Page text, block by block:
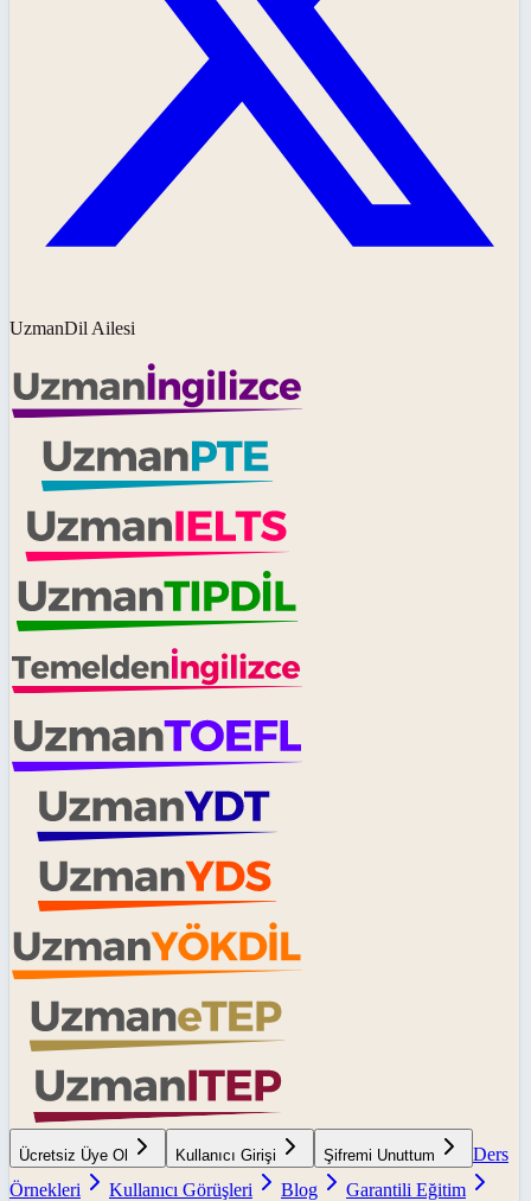
UzmanDil Ailesi
Ücretsiz Üye Ol Kullanıcı Girişi Şifremi Unuttum
Ders
Örnekleri
Kullanıcı Görüşleri Blog
Garantili Eğitim